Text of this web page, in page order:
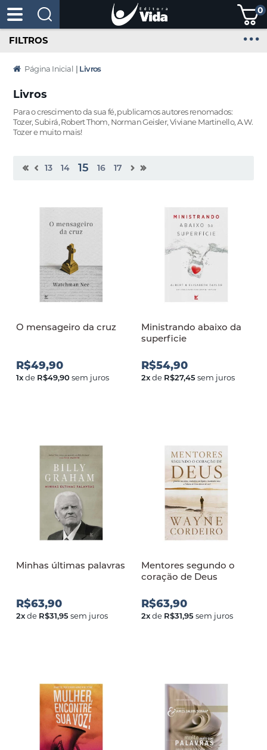
0
Página Inicial | Livros
FILTROS
Livros
Para o crescimento da sua fé, publicamos autores renomados:
Tozer, Subirá, Robert Thom, Norman Geisler, Viviane Martinello, A.W.
Tozer e muito mais!
13 14 15 16 17
O mensageiro da cruz
R$49,90
1xde R$49,90sem juros
Ministrando abaixo da
superficie
R$54,90
2xde R$27,45sem juros
Minhas últimas palavras
R$63,90
2xde R$31,95sem juros
Mentores segundo o
coração de Deus
R$63,90
2xde R$31,95sem juros